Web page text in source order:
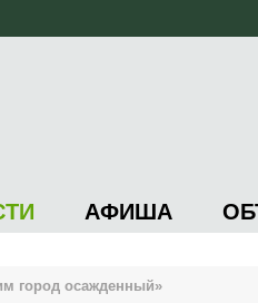
АФИША
город осажденный»